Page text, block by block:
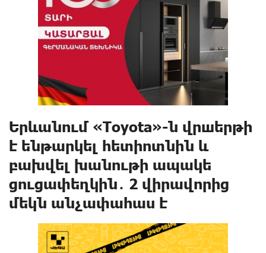
Երևանում «Toyota»-ն վրшերթի
է ենթարկել հետիոտնին և
բախվել խանութի ապակե
ցուցափեղկին․ 2 վիրավnրից
մեկն անչափահաս է